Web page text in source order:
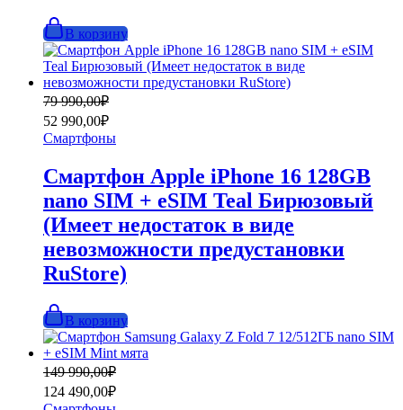
В корзину
79 990,00₽
Первоначальная
цена
составляла
79
52 990,00₽
Текущая
цена:
52
990,00₽.
Смартфоны
Смартфон Apple iPhone 16 128GB
nano SIM + eSIM Teal Бирюзовый
(Имеет недостаток в виде
невозможности предустановки
RuStore)
В корзину
149 990,00₽
Первоначальная
цена
составляла
124 490,00₽
Текущая
цена:
124